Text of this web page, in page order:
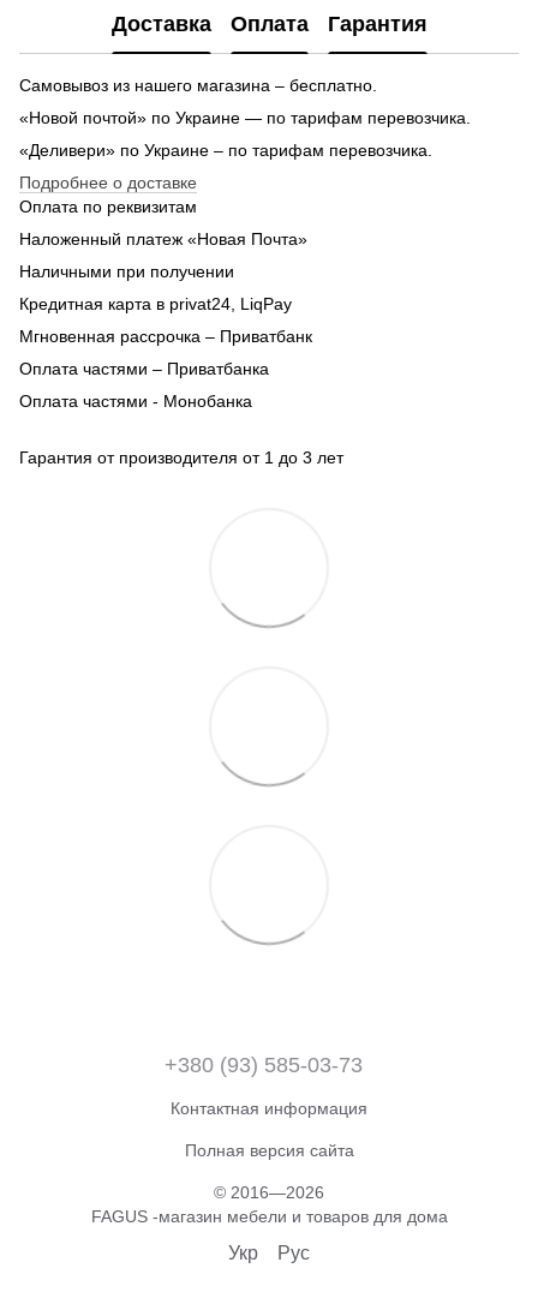
Доставка Оплата Гарантия
Самовывоз из нашего магазина – бесплатно.
«Новой почтой» по Украине — по тарифам перевозчика.
«Деливери» по Украине – по тарифам перевозчика.
Подробнее о доставке
Оплата по реквизитам
Наложенный платеж «Новая Почта»
Наличными при получении
Кредитная карта в privat24, LiqPay
Мгновенная рассрочка – Приватбанк
Оплата частями – Приватбанка
Оплата частями - Монобанка
Гарантия от производителя от 1 до 3 лет
+380 (93) 585-03-73
Контактная информация
Полная версия сайта
© 2016—2026
FAGUS -магазин мебели и товаров для дома
Укр Рус